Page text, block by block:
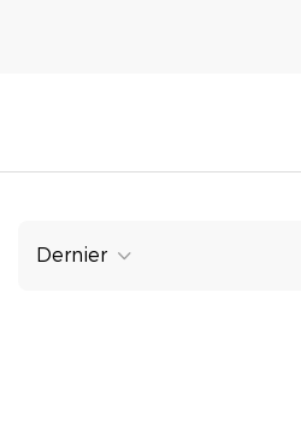
Dernier